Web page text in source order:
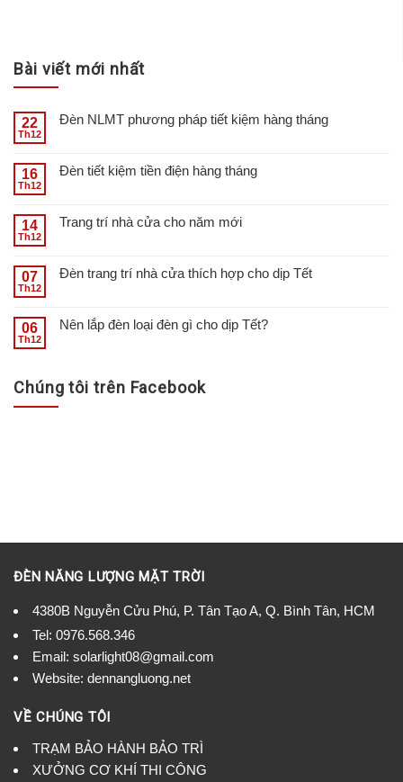
Bài viết mới nhất
22
Th12
Đèn NLMT phương pháp tiết kiệm hàng tháng
16
Th12
Đèn tiết kiệm tiền điện hàng tháng
14
Th12
Trang trí nhà cửa cho năm mới
07
Th12
Đèn trang trí nhà cửa thích hợp cho dịp Tết
06
Th12
Nên lắp đèn loại đèn gì cho dịp Tết?
Chúng tôi trên Facebook
ĐÈN NĂNG LƯỢNG MẶT TRỜI
4380B Nguyễn Cửu Phú, P. Tân Tạo A, Q. Bình Tân, HCM
Tel: 0976.568.346
Email: solarlight08@gmail.com
Website: dennangluong.net
VỀ CHÚNG TÔI
TRẠM BẢO HÀNH BẢO TRÌ
XƯỞNG CƠ KHÍ THI CÔNG